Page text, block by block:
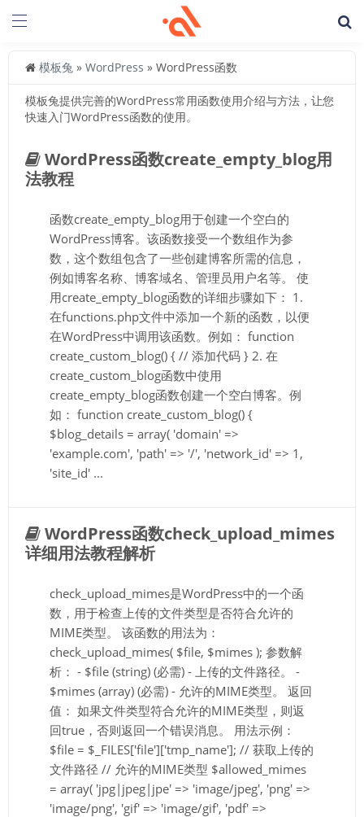
模板兔 » WordPress » WordPress函数
模板兔提供完善的WordPress常用函数使用介绍与方法，让您
快速入门WordPress函数的使用。
WordPress函数create_empty_blog用
法教程
函数create_empty_blog用于创建一个空白的
WordPress博客。该函数接受一个数组作为参
数，这个数组包含了一些创建博客所需的信息，
例如博客名称、博客域名、管理员用户名等。 使
用create_empty_blog函数的详细步骤如下： 1.
在functions.php文件中添加一个新的函数，以便
在WordPress中调用该函数。例如： function
create_custom_blog() { // 添加代码 } 2. 在
create_custom_blog函数中使用
create_empty_blog函数创建一个空白博客。例
如： function create_custom_blog() {
$blog_details = array( 'domain' =>
'example.com', 'path' => '/', 'network_id' => 1,
'site_id' ...
WordPress函数check_upload_mimes
详细用法教程解析
check_upload_mimes是WordPress中的一个函
数，用于检查上传的文件类型是否符合允许的
MIME类型。 该函数的用法为：
check_upload_mimes( $file, $mimes ); 参数解
析： - $file (string) (必需) - 上传的文件路径。 -
$mimes (array) (必需) - 允许的MIME类型。 返回
值： 如果文件类型符合允许的MIME类型，则返
回true，否则返回一个错误消息。 用法示例：
$file = $_FILES['file']['tmp_name']; // 获取上传的
文件路径 // 允许的MIME类型 $allowed_mimes
= array( 'jpg|jpeg|jpe' => 'image/jpeg', 'png' =>
'image/png', 'gif' => 'image/gif', 'pdf' =>